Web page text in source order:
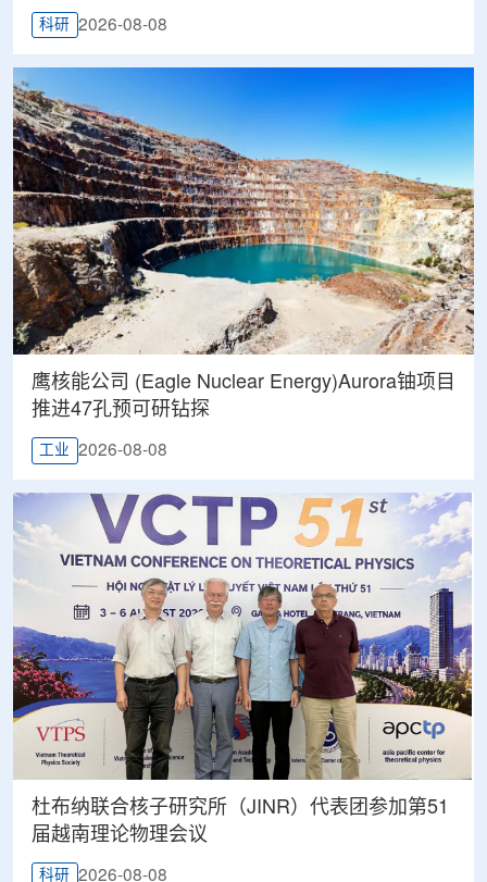
科研 2026-08-08
鹰核能公司 (Eagle Nuclear Energy)Aurora铀项目
推进47孔预可研钻探
工业 2026-08-08
杜布纳联合核子研究所（JINR）代表团参加第51
届越南理论物理会议
科研 2026-08-08